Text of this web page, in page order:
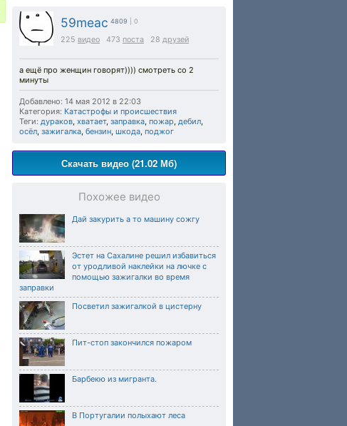
59meac 4809 | 0
225 видео 473 поста 28 друзей
а ещё про женщин говорят)))) смотреть со 2
минуты
Добавлено: 14 мая 2012 в 22:03
Категория: Катастрофы и происшествия
Теги: дураков, хватает, заправка, пожар, дебил,
осёл, зажигалка, бензин, шкода, поджог
Скачать видео (21.02 Мб)
Похожее видео
Дай закурить а то машину сожгу
Эстет на Сахалине решил избавиться
от уродливой наклейки на лючке с
помощью зажигалки во время
заправки
Посветил зажигалкой в цистерну
Пит-стоп закончился пожаром
Барбекю из мигранта.
В Португалии полыхают леса